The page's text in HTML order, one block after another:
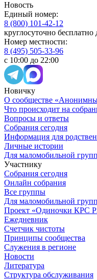
Новость
Единый номер:
8 (800) 101-42-12
круглосуточно
Номер местности:
8 (495) 505-33-96
с 10:00 до 22:00
Новичку
О сообществе
Что происходит на
Вопросы и ответы
Собрания сегодня
Информация для
Личные истории
Для маломобильной
Участнику
Собрания сегодня
Онлайн собрания
Все группы
Для маломобильной
Проект «Одиночки КРС
Ежедневник
Счетчик чистоты
Принципы сообщества
Служения в регионе
Новости
Литература
Структура обслуживания